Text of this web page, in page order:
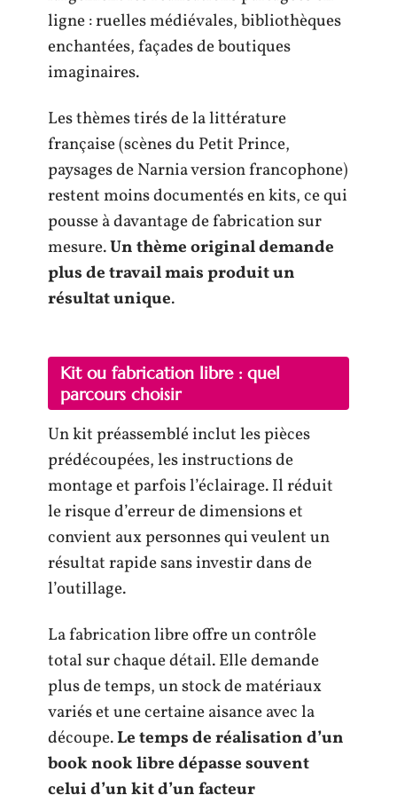
ligne : ruelles médiévales, bibliothèques
enchantées, façades de boutiques
imaginaires.
Les thèmes tirés de la littérature
française (scènes du Petit Prince,
paysages de Narnia version francophone)
restent moins documentés en kits, ce qui
pousse à davantage de fabrication sur
mesure.Un thème original demande
plus de travail mais produit un
résultat unique.
Kit ou fabrication libre : quel
parcours choisir
Un kit préassemblé inclut les pièces
prédécoupées, les instructions de
montage et parfois l’éclairage. Il réduit
le risque d’erreur de dimensions et
convient aux personnes qui veulent un
résultat rapide sans investir dans de
l’outillage.
La fabrication libre offre un contrôle
total sur chaque détail. Elle demande
plus de temps, un stock de matériaux
variés et une certaine aisance avec la
découpe.Le temps de réalisation d’un
book nook libre dépasse souvent
celui d’un kit d’un facteur